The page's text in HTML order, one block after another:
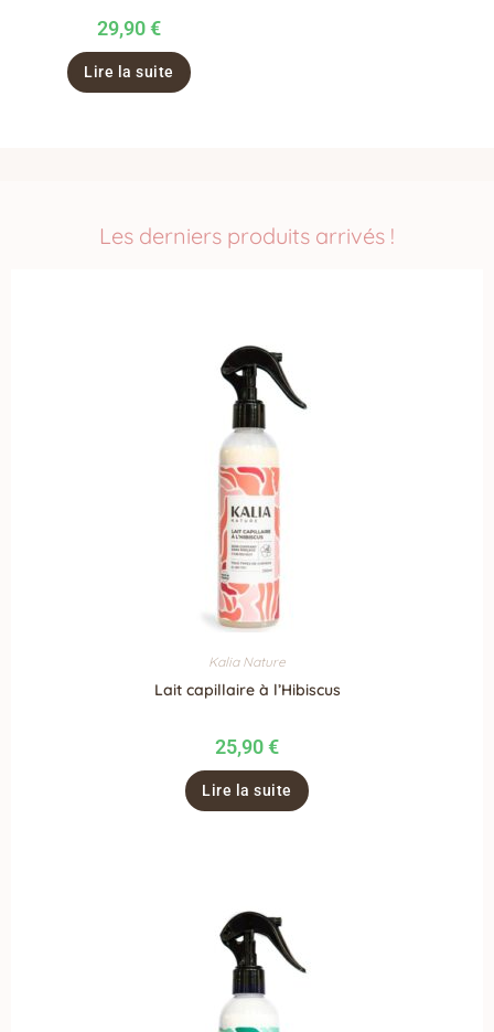
29,90€
Lire la suite
Les derniers produits arrivés !
Kalia Nature
Lait capillaire à l’Hibiscus
25,90€
Lire la suite